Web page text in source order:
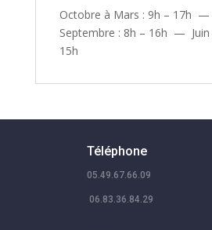
Octobre à Mars : 9h – 17h
Septembre : 8h – 16h — Juin
15h
Téléphone
05.49.67.66.09
06.83.36.84.29